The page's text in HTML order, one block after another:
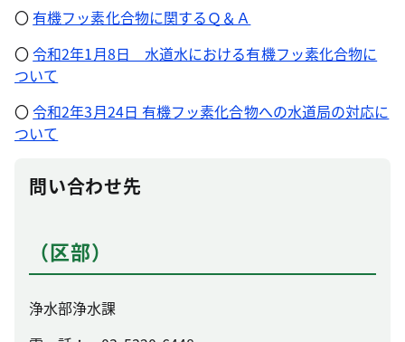
〇 有機フッ素化合物に関するＱ＆Ａ
〇令和2年1月8日 水道水における有機フッ素化合物に
ついて
〇令和2年3月24日 有機フッ素化合物への水道局の対応に
ついて
問い合わせ先
（区部）
浄水部浄水課